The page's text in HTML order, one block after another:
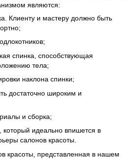
являются:
Клиенту и мастеру должно быть
спинка, способствующая
тела;
наклона спинки;
достаточно широким и
и сборка;
идеально впишется в
салонов красоты.
красоты, представленная в нашем